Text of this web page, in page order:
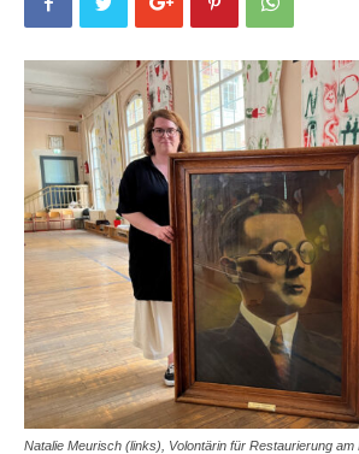
Natalie Meurisch (links), Volontärin für Restaurierung am